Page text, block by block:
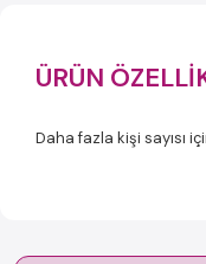
ÜRÜN
Daha fazla kişi sayısı